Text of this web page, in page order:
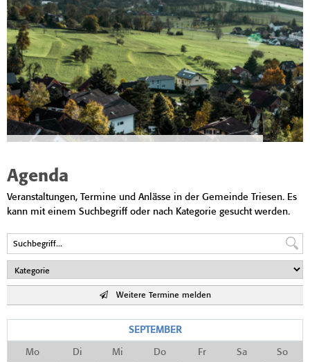
Agenda
Veranstaltungen, Termine und Anlässe in der Gemeinde Triesen. Es
kann mit einem Suchbegriff oder nach Kategorie gesucht werden.
Weitere Termine melden
SEPTEMBER
Mo Di Mi Do Fr Sa So